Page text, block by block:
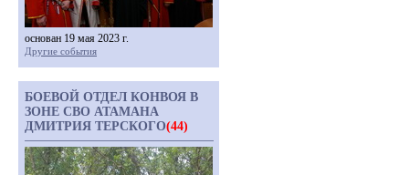
основан 19 мая 2023 г.
Другие события
БОЕВОЙ ОТДЕЛ КОНВОЯ В
ЗОНЕ СВО АТАМАНА
ДМИТРИЯ ТЕРСКОГО(44)